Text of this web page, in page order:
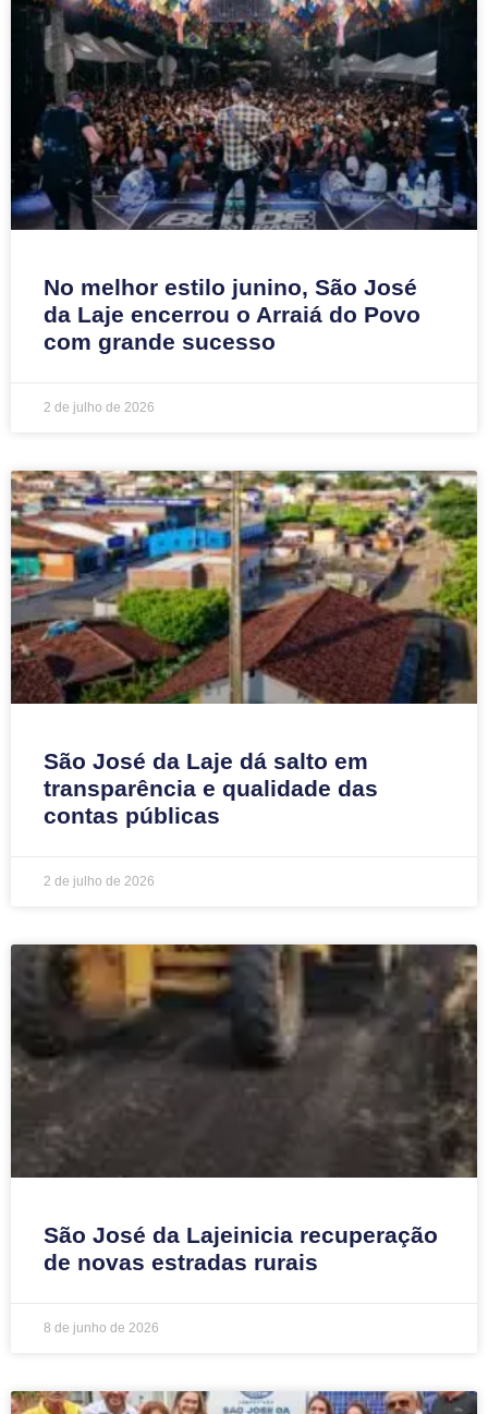
No melhor estilo junino, São José
da Laje encerrou o Arraiá do Povo
com grande sucesso
2 de julho de 2026
São José da Laje dá salto em
transparência e qualidade das
contas públicas
2 de julho de 2026
São José da Lajeinicia recuperação
de novas estradas rurais
8 de junho de 2026